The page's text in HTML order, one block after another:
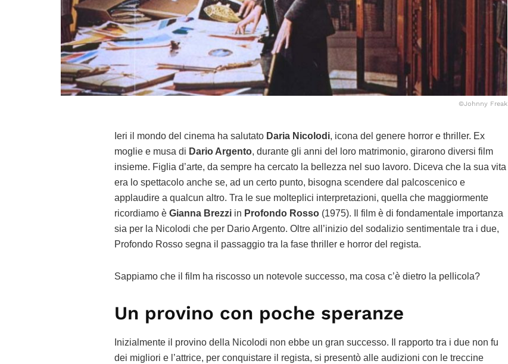
©Johnny Freak
Ieri il mondo del cinema ha salutato Daria Nicolodi, icona del genere horror e thriller. Ex
moglie e musa di Dario Argento, durante gli anni del loro matrimonio, girarono diversi film
insieme. Figlia d’arte, da sempre ha cercato la bellezza nel suo lavoro. Diceva che la sua vita
era lo spettacolo anche se, ad un certo punto, bisogna scendere dal palcoscenico e
applaudire a qualcun altro. Tra le sue molteplici interpretazioni, quella che maggiormente
ricordiamo è Gianna Brezzi in Profondo Rosso (1975). Il film è di fondamentale importanza
sia per la Nicolodi che per Dario Argento. Oltre all’inizio del sodalizio sentimentale tra i due,
Profondo Rosso segna il passaggio tra la fase thriller e horror del regista.
Sappiamo che il film ha riscosso un notevole successo, ma cosa c’è dietro la pellicola?
Un provino con poche speranze
Inizialmente il provino della Nicolodi non ebbe un gran successo. Il rapporto tra i due non fu
dei migliori e l’attrice, per conquistare il regista, si presentò alle audizioni con le treccine